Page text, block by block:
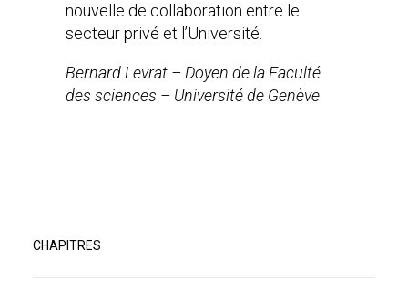
nouvelle de collaboration entre le
secteur privé et l’Université.
Bernard Levrat – Doyen de la Faculté
des sciences – Université de Genève
CHAPITRES